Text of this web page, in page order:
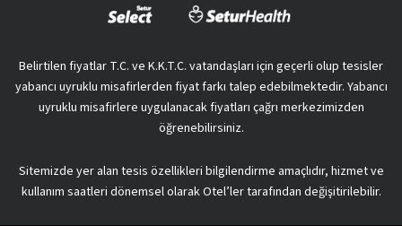
Belirtilen fiyatlar T.C. ve K.K.T.C. vatandaşları için geçerli olup tesisler
yabancı uyruklu misafirlerden fiyat farkı talep edebilmektedir. Yabancı
uyruklu misafirlere uygulanacak fiyatları çağrı merkezimizden
öğrenebilirsiniz.
Sitemizde yer alan tesis özellikleri bilgilendirme amaçlıdır, hizmet ve
kullanım saatleri dönemsel olarak Otel’ler tarafından değişitirilebilir.